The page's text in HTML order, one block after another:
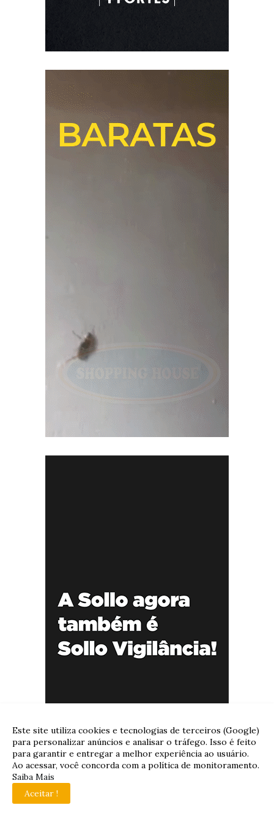
Este site utiliza cookies e tecnologias de terceiros (Google)
para personalizar anúncios e analisar o tráfego. Isso é feito
para garantir e entregar a melhor experiência ao usuário.
Ao acessar, você concorda com a política de monitoramento.
Saiba Mais
Aceitar !